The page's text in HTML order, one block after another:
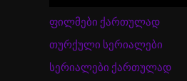
ფილმები ქართულად
თურქული სერიალები
სერიალები ქართულად